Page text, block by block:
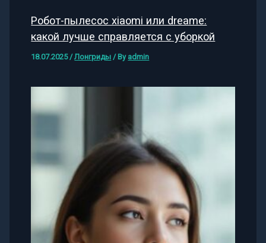
Робот-пылесос xiaomi или dreame:
какой лучше справляется с уборкой
18.07.2025/Лонгриды / By admin